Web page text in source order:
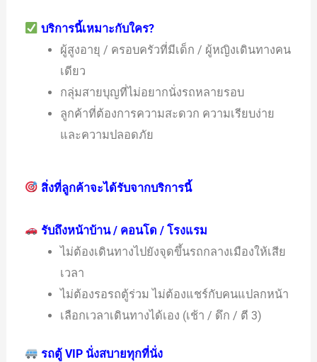
บริการนี้เหมาะกับใคร?
ผู้สูงอายุ / ครอบครัวที่มีเด็ก / ผู้หญิงเดินทางคน
เดียว
กลุ่มสายบุญที่ไม่อยากนั่งรถหลายรอบ
ลูกค้าที่ต้องการความสะดวก ความเรียบง่าย
และความปลอดภัย
สิ่งที่ลูกค้าจะได้รับจากบริการนี้
รับถึงหน้าบ้าน / คอนโด / โรงแรม
ไม่ต้องเดินทางไปยังจุดขึ้นรถกลางเมืองให้เสีย
เวลา
ไม่ต้องรอรถตู้ร่วม ไม่ต้องแชร์กับคนแปลกหน้า
เลือกเวลาเดินทางได้เอง (เช้า / ดึก / ตี 3)
รถตู้ VIP นั่งสบายทุกที่นั่ง